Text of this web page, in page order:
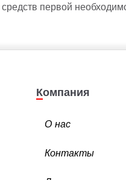
первой
Компания
О нас
Контакты